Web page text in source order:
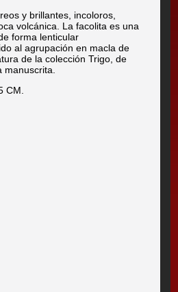
y brillantes, incoloros,
volcánica. La facolita es una
forma lenticular
al agrupación en macla de
de la colección Trigo, de
CM.